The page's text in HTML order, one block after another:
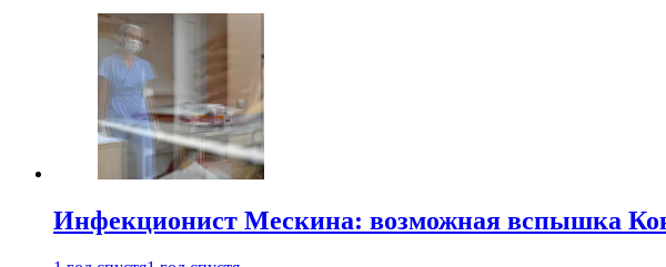
Инфекционист Мескина: возможная вспышка